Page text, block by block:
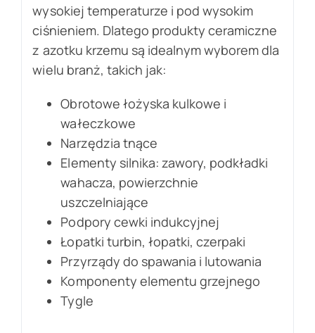
wysokiej temperaturze i pod wysokim
ciśnieniem. Dlatego produkty ceramiczne
z azotku krzemu są idealnym wyborem dla
wielu branż, takich jak:
Obrotowe łożyska kulkowe i
wałeczkowe
Narzędzia tnące
Elementy silnika: zawory, podkładki
wahacza, powierzchnie
uszczelniające
Podpory cewki indukcyjnej
Łopatki turbin, łopatki, czerpaki
Przyrządy do spawania i lutowania
Komponenty elementu grzejnego
Tygle